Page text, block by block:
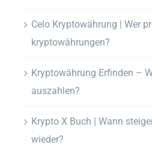
Celo Kryptowährung | Wer
kryptowährungen?
Kryptowährung Erfinden –
auszahlen?
Krypto X Buch | Wann
wieder?